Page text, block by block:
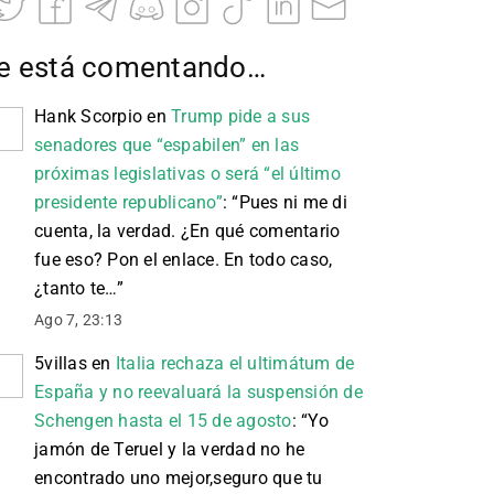
está comentando…
Hank Scorpio en Trump pide a sus
senadores que “espabilen” en las
próximas legislativas o será “el último
presidente republicano”: “Pues ni me di
cuenta, la verdad. ¿En qué comentario
fue eso? Pon el enlace. En todo caso,
¿tanto te…”
Ago 7, 23:13
5villasen Italia rechaza el ultimátum de
España y no reevaluará la suspensión de
Schengen hasta el 15 de agosto: “Yo
jamón de Teruel y la verdad no he
encontrado uno mejor,seguro que tu